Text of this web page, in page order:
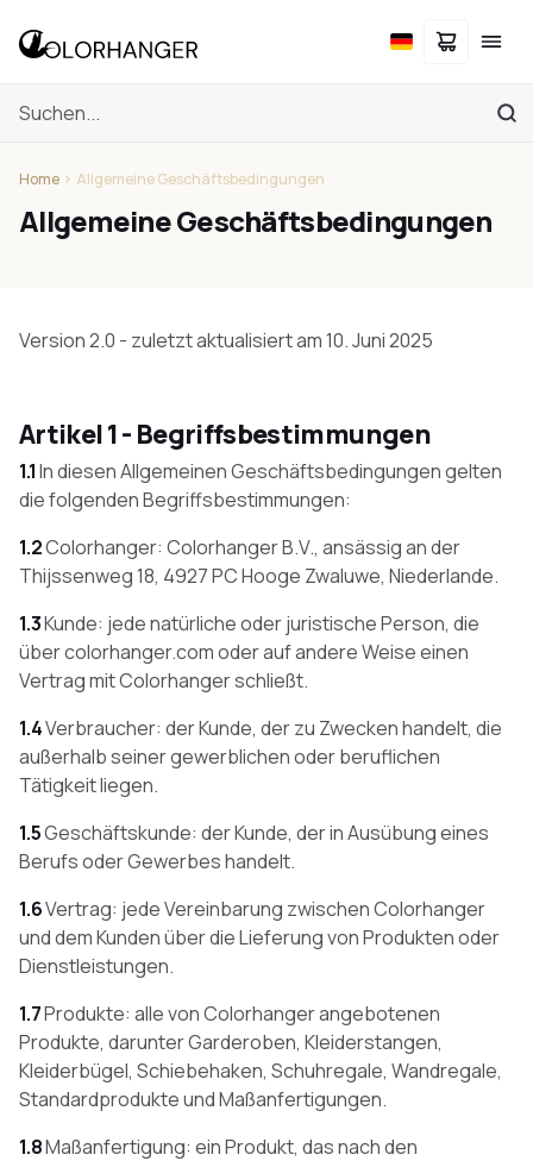
Home Allgemeine Geschäftsbedingungen
Allgemeine Geschäftsbedingungen
Version 2.0 - zuletzt aktualisiert am 10. Juni 2025
Artikel 1 - Begriffsbestimmungen
1.1In diesen Allgemeinen Geschäftsbedingungen gelten
die folgenden Begriffsbestimmungen:
1.2Colorhanger: Colorhanger B.V., ansässig an der
Thijssenweg 18, 4927 PC Hooge Zwaluwe, Niederlande.
1.3Kunde: jede natürliche oder juristische Person, die
über colorhanger.com oder auf andere Weise einen
Vertrag mit Colorhanger schließt.
1.4Verbraucher: der Kunde, der zu Zwecken handelt, die
außerhalb seiner gewerblichen oder beruflichen
Tätigkeit liegen.
1.5Geschäftskunde: der Kunde, der in Ausübung eines
Berufs oder Gewerbes handelt.
1.6Vertrag: jede Vereinbarung zwischen Colorhanger
und dem Kunden über die Lieferung von Produkten oder
Dienstleistungen.
1.7Produkte: alle von Colorhanger angebotenen
Produkte, darunter Garderoben, Kleiderstangen,
Kleiderbügel, Schiebehaken, Schuhregale, Wandregale,
Standardprodukte und Maßanfertigungen.
1.8Maßanfertigung: ein Produkt, das nach den